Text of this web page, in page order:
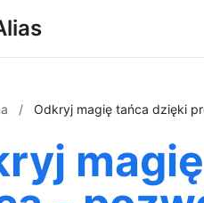
/ Odkryj magię tańca dzięki